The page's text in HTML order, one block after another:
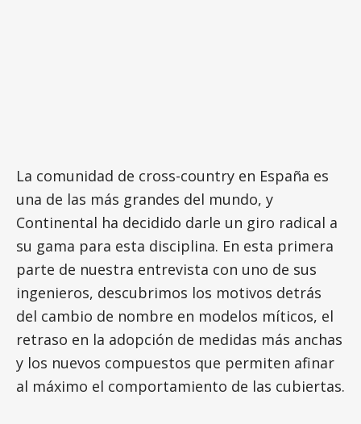
La comunidad de cross-country en España es
una de las más grandes del mundo, y
Continental ha decidido darle un giro radical a
su gama para esta disciplina. En esta primera
parte de nuestra entrevista con uno de sus
ingenieros, descubrimos los motivos detrás
del cambio de nombre en modelos míticos, el
retraso en la adopción de medidas más anchas
y los nuevos compuestos que permiten afinar
al máximo el comportamiento de las cubiertas.